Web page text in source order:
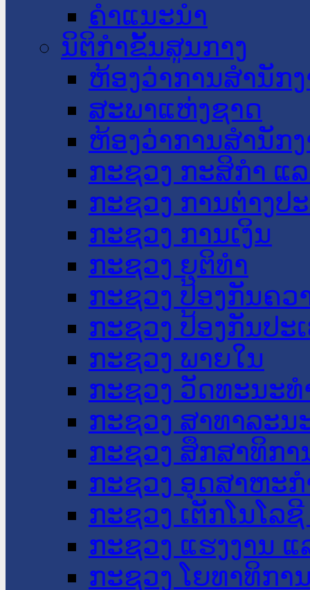
ຄໍາແນະນໍາ
ນິຕິກໍາຂັ້ນສູນກາງ
ຫ້ອງວ່າການສໍານັກ
ສະພາແຫ່ງຊາດ
ຫ້ອງວ່າການສຳນັກ
ກະຊວງ ກະສິກຳ ແ
ກະຊວງ ການຕ່າງປ
ກະຊວງ ການເງິນ
ກະຊວງ ຍຸຕິທໍາ
ກະຊວງ ປ້ອງກັນຄວ
ກະຊວງ ປ້ອງກັນປະ
ກະຊວງ ພາຍໃນ
ກະຊວງ ວັດທະນະ
ກະຊວງ ສາທາລະນ
ກະຊວງ ສຶກສາທິກາ
ກະຊວງ ອຸດສາຫະ
ກະຊວງ ເຕັກໂນໂລ
ກະຊວງ ແຮງງານ
ກະຊວງ ໂຍທາທິກາ